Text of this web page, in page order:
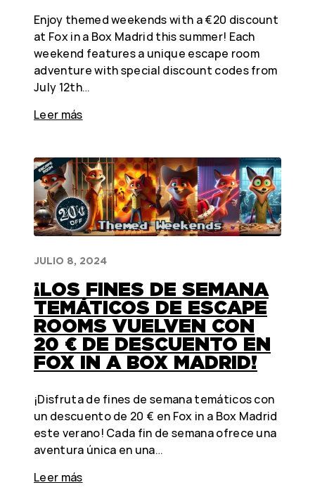
Enjoy themed weekends with a €20 discount
at Fox in a Box Madrid this summer! Each
weekend features a unique escape room
adventure with special discount codes from
July 12th…
Leer más
JULIO 8, 2024
¡LOS FINES DE SEMANA
TEMÁTICOS DE ESCAPE
ROOMS VUELVEN CON
20 € DE DESCUENTO EN
FOX IN A BOX MADRID!
¡Disfruta de fines de semana temáticos con
un descuento de 20 € en Fox in a Box Madrid
este verano! Cada fin de semana ofrece una
aventura única en una…
Leer más